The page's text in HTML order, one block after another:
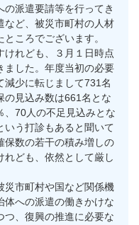
派遣要請等を行ってき
など、被災市町村の人材
ころでございます。
れども、３月１日時点
ました。年度当初の必要
減少に転じまして731名
の見込み数は661名とな
、70人の不足見込みとな
いう打診もあると聞いて
保数の若干の積み増しの
ども、依然として厳し
市町村や国など関係機
体への派遣の働きかけな
つ、復興の推進に必要な